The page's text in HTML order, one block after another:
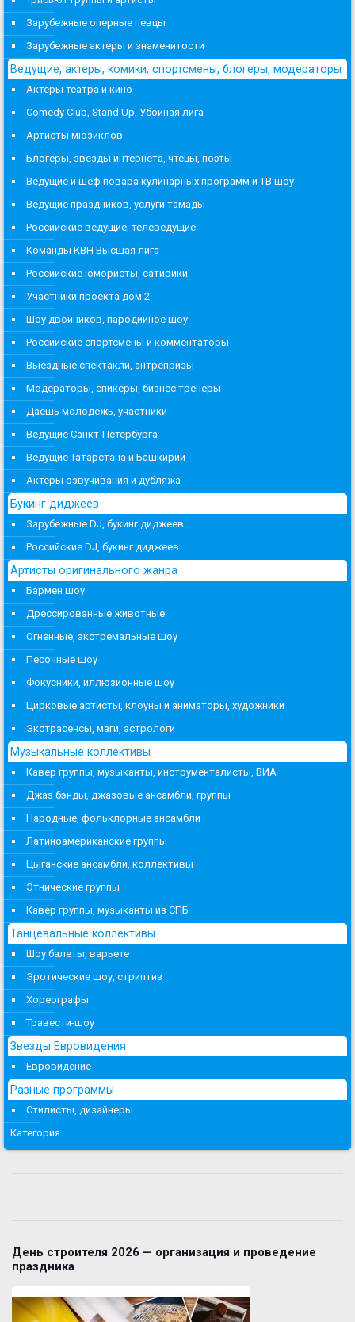
Зарубежные оперные певцы
Зарубежные актеры и знаменитости
Ведущие, актеры, комики, спортсмены, блогеры, модераторы
Актеры театра и кино
Comedy Club, Stand Up, Убойная лига
Артисты мюзиклов
Блогеры, звезды интернета, чтецы, поэты
Ведущие и шеф повара кулинарных программ и ТВ шоу
Ведущие праздников, услуги тамады
Российские ведущие, телеведущие
Команды КВН Высшая лига
Российские юмористы, сатирики
Участники проекта дом 2
Шоу двойников, пародийное шоу
Российские спортсмены и комментаторы
Выездные спектакли, антрепризы
Модераторы, спикеры, бизнес тренеры
Даешь молодежь, участники
Ведущие Санкт-Петербурга
Ведущие Татарстана и Башкирии
Актеры озвучивания и дубляжа
Букинг диджеев
Зарубежные DJ, букинг диджеев
Российские DJ, букинг диджеев
Артисты оригинального жанра
Бармен шоу
Дрессированные животные
Огненные, экстремальные шоу
Песочные шоу
Фокусники, иллюзионные шоу
Цирковые артисты, клоуны и аниматоры, художники
Экстрасенсы, маги, астрологи
Музыкальные коллективы
Кавер группы, музыканты, инструменталисты, ВИА
Джаз бэнды, джазовые ансамбли, группы
Народные, фольклорные ансамбли
Латиноамериканские группы
Цыганские ансамбли, коллективы
Этнические группы
Кавер группы, музыканты из СПБ
Танцевальные коллективы
Шоу балеты, варьете
Эротические шоу, стриптиз
Хореографы
Травести-шоу
Звезды Евровидения
Евровидение
Разные программы
Стилисты, дизайнеры
Категория
День строителя 2026 — организация и проведение
праздника